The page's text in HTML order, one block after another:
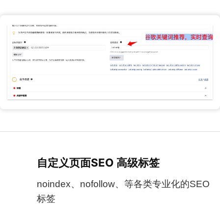
自定义页面SEO 高级标签
noindex、nofollow、等各类专业化的SEO
标签